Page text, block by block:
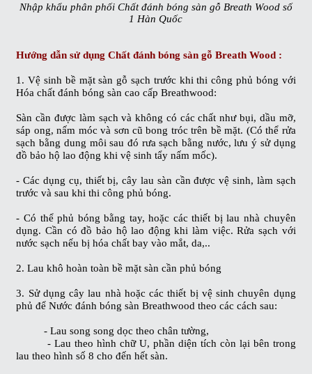
Nhập khẩu phân phối Chất đánh bóng sàn gỗ Breath Wood số
1 Hàn Quốc
Hướng dẫn sử dụngChất đánh bóng sàn gỗ Breath Wood :
1. Vệ sinh bề mặt sàn gỗ sạch trước khi thi công phủ bóng với
Hóa chất đánh bóng sàn cao cấp Breathwood:
Sàn cần được làm sạch và không có các chất như bụi, dầu mỡ,
sáp ong, nấm móc và sơn cũ bong tróc trên bề mặt. (Có thể rửa
sạch bằng dung môi sau đó rưa sạch bằng nước, lưu ý sử dụng
đồ bảo hộ lao động khi vệ sinh tẩy nấm mốc).
- Các dụng cụ, thiết bị, cây lau sàn cần được vệ sinh, làm sạch
trước và sau khi thi công phủ bóng.
- Có thể phủ bóng bằng tay, hoặc các thiết bị lau nhà chuyên
dụng. Cần có đồ bảo hộ lao động khi làm việc. Rửa sạch với
nước sạch nếu bị hóa chất bay vào mắt, da,..
2. Lau khô hoàn toàn bề mặt sàn cần phủ bóng
3. Sử dụng cây lau nhà hoặc các thiết bị vệ sinh chuyên dụng
phủ đểNước đánh bóng sàn Breathwood theo các cách sau:
- Lau song song dọc theo chân tường,
- Lau theo hình chữ U, phần diện tích còn lại bên trong
lau theo hình số 8 cho đến hết sàn.